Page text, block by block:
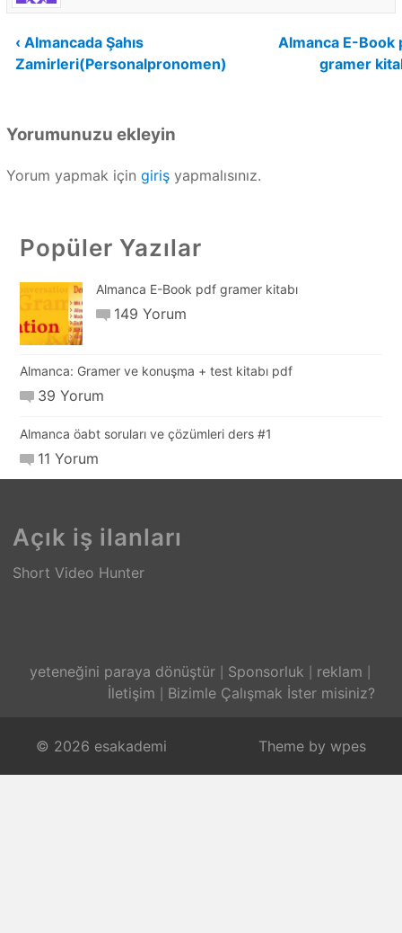
Yazı
gezinmesi
‹ Almancada Şahıs
Zamirleri(Personalpronomen)
Almanca E-Book
gramer
Yorumunuzu ekleyin
Yorum yapmak için girişyapmalısınız.
Popüler Yazılar
Almanca E-Book pdf gramer kitabı
149 Yorum
Almanca: Gramer ve konuşma + test kitabı pdf
39 Yorum
Almanca öabt soruları ve çözümleri ders #1
11 Yorum
Açık iş ilanları
Short Video Hunter
yeteneğini paraya dönüştür Sponsorluk
reklam
İletişim
Bizimle Çalışmak İster misiniz?
© 2026 esakademi Theme by wpes